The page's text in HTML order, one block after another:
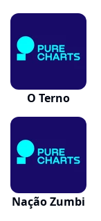
O Terno
Nação Zumbi